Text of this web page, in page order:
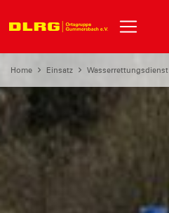
Home Einsatz Wasserrettungsdienst